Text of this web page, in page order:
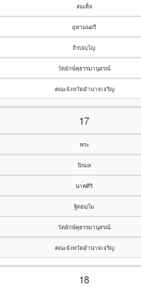
สมเด็จ
อุทามนตรี
ถิรปญฺโญ
วัดยักษ์คุธรรมานุสรณ์
คณะจังหวัดอำนาจเจริญ
17
พระ
นิรมล
นาคศิริ
ฐิตธมฺโม
วัดยักษ์คุธรรมานุสรณ์
คณะจังหวัดอำนาจเจริญ
18